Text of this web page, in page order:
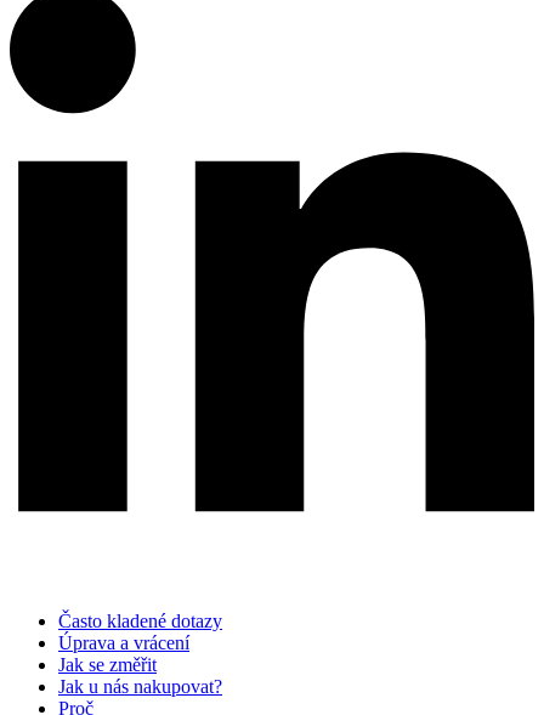
Často kladené dotazy
Úprava a vrácení
Jak se změřit
Jak u nás nakupovat?
Proč